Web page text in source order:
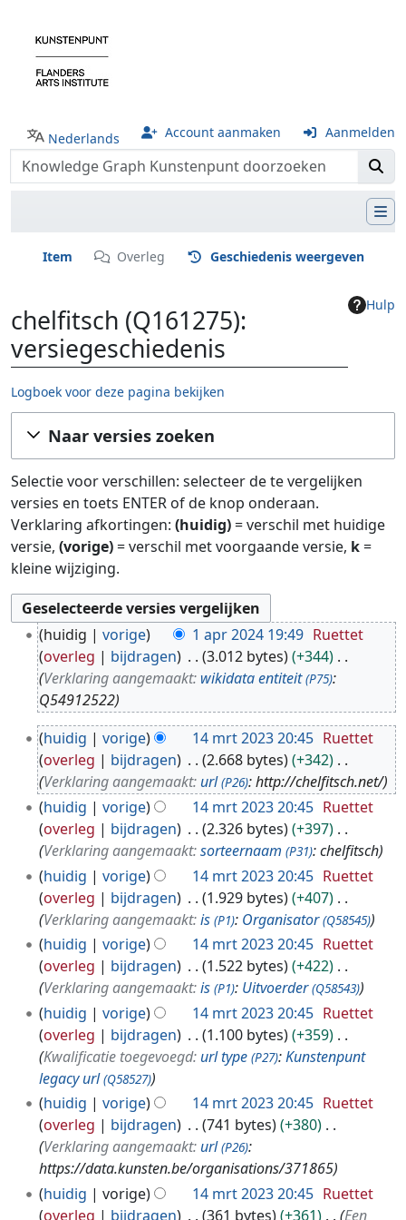
Nederlands Account aanmaken Aanmelden
Item Overleg Geschiedenis weergeven
Hulp
chelfitsch (Q161275):
versiegeschiedenis
Logboek voor deze pagina bekijken
Ga naar:navigatie,zoeken
Naar versies zoeken
Selectie voor verschillen: selecteer de te vergelijken
versies en toets ENTER of de knop onderaan.
Verklaring afkortingen: (huidig)= verschil met huidige
versie, (vorige)= verschil met voorgaande versie, k=
kleine wijziging.
huidig vorige 1 apr 2024 19:49 Ruettet
overleg
bijdragen 3.012 bytes
+344
Verklaring aangemaakt: wikidata entiteit (P75):
Q54912522
huidig vorige 14 mrt 2023 20:45 Ruettet
overleg
bijdragen 2.668 bytes
+342
Verklaring aangemaakt: url (P26): http://chelfitsch.net/
huidig
vorige 14 mrt 2023 20:45 Ruettet
overleg
bijdragen 2.326 bytes
+397
Verklaring aangemaakt:sorteernaam (P31): chelfitsch
huidig
vorige 14 mrt 2023 20:45 Ruettet
overleg
bijdragen 1.929 bytes
+407
Verklaring aangemaakt:is (P1): Organisator (Q58545)
huidig vorige 14 mrt 2023 20:45 Ruettet
overleg
bijdragen 1.522 bytes
+422
Verklaring aangemaakt:is (P1): Uitvoerder (Q58543)
huidig vorige 14 mrt 2023 20:45 Ruettet
overleg
bijdragen 1.100 bytes
+359
Kwalificatie toegevoegd: url type (P27):Kunstenpunt
legacy url (Q58527)
huidig vorige 14 mrt 2023 20:45 Ruettet
overleg
bijdragen 741 bytes
+380
Verklaring aangemaakt: url (P26):
https://data.kunsten.be/organisations/371865
huidig
vorige 14 mrt 2023 20:45 Ruettet
overleg
bijdragen 361 bytes +361 Een